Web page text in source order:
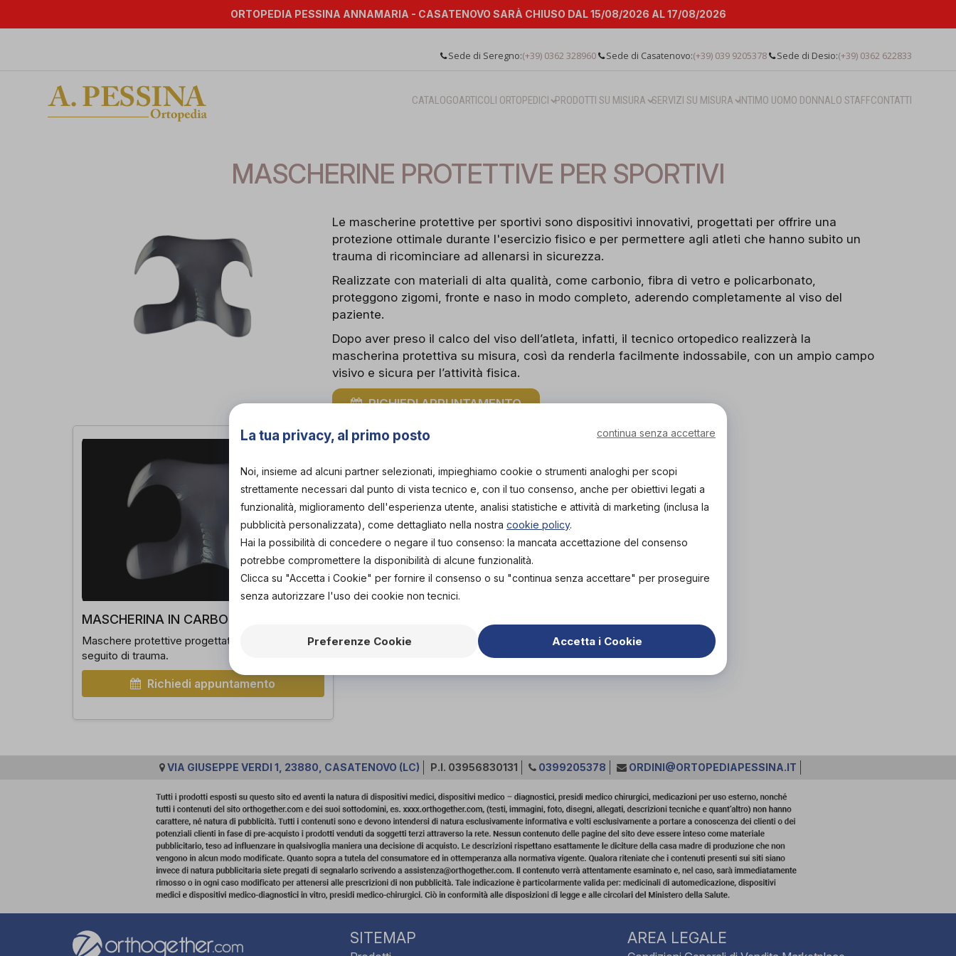
ORTOPEDIA PESSINA ANNAMARIA - CASATENOVO SARÀ CHIUSO DAL 15/08/2026 AL 17/08/2026
Sede di Seregno:(+39) 0362 328960 Sede di Casatenovo:(+39) 039 9205378 Sede di Desio:(+39) 0362 622833
CATALOGOARTICOLI ORTOPEDICI PRODOTTI SU MISURA SERVIZI SU MISURA INTIMO UOMO DONNALO STAFFCONTATTI
MASCHERINE PROTETTIVE PER SPORTIVI
Le mascherine protettive per sportivi sono dispositivi innovativi, progettati per offrire una
protezione ottimale durante l'esercizio fisico e per permettere agli atleti che hanno subito un
trauma di ricominciare ad allenarsi in sicurezza.
Realizzate con materiali di alta qualità, come carbonio, fibra di vetro e policarbonato,
proteggono zigomi, fronte e naso in modo completo, aderendo completamente al viso del
paziente.
Dopo aver preso il calco del viso dell’atleta, infatti, il tecnico ortopedico realizzerà la
mascherina protettiva su misura, così da renderla facilmente indossabile, con un ampio campo
visivo e sicura per l’attività fisica.
RICHIEDI APPUNTAMENTO
MASCHERINA IN CARBONIO SU MISURA
Maschere protettive progettate per sportivi a
seguito di trauma.
Richiedi appuntamento
VIA GIUSEPPE VERDI 1, 23880, CASATENOVO (LC) P.I. 03956830131 0399205378 ORDINI@ORTOPEDIAPESSINA.IT
SITEMAP AREA LEGALE
La tua privacy, al primo posto continua senza accettare
Noi, insieme ad alcuni partner selezionati, impieghiamo cookie o strumenti analoghi per scopi
strettamente necessari dal punto di vista tecnico e, con il tuo consenso, anche per obiettivi legati a
funzionalità, miglioramento dell'esperienza utente, analisi statistiche e attività di marketing (inclusa la
pubblicità personalizzata), come dettagliato nella nostra cookie policy.
Hai la possibilità di concedere o negare il tuo consenso: la mancata accettazione del consenso
potrebbe compromettere la disponibilità di alcune funzionalità.
Clicca su "Accetta i Cookie" per fornire il consenso o su "continua senza accettare" per proseguire
senza autorizzare l'uso dei cookie non tecnici.
Preferenze Cookie Accetta i Cookie